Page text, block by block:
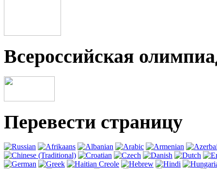
Всероссийская
Перевести страницу